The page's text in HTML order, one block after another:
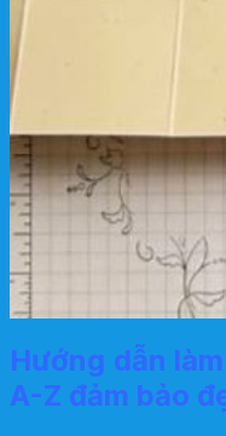
Hướng dẫn
A-Z đảm bảo